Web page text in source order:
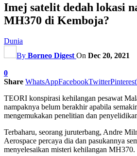
Imej satelit dedah lokasi
MH370 di Kemboja?
Dunia
By Borneo Digest On Dec 20, 2021
0
Share WhatsAppFacebookTwitterPinterest
TEORI konspirasi kehilangan pesawat
nampaknya belum berakhir apabila
mengemukakan penelitian dan
Terbaharu, seorang juruterbang, Andre
Aerospace percaya dia dan pasukannya
menyelesaikan misteri kehilangan MH370.